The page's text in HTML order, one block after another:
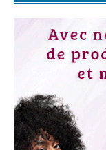
18:25 AFRIQUE
- CAN U20
18:15 TENNIS
- TENNIS –
- WTA/
- LIGUE
17:44 BASKETBALL
16:31 AFRIQUE- ELIM CAN
17:59 BASKETBALL- TUNISIE-